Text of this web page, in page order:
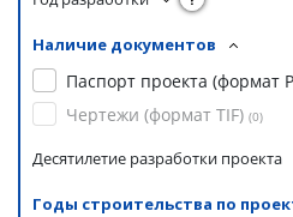
Наличие документов
Паспорт проекта (формат
Чертежи (формат TIF) (0)
Десятилетие разработки проекта
Годы строительства по